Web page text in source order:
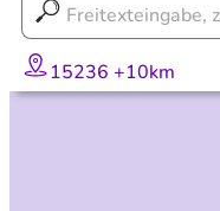
15236 +10km